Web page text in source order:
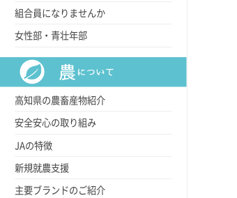
組合員になりませんか
女性部・青壮年部
高知県の農畜産物紹介
安全安心の取り組み
JAの特徴
新規就農支援
主要ブランドのご紹介